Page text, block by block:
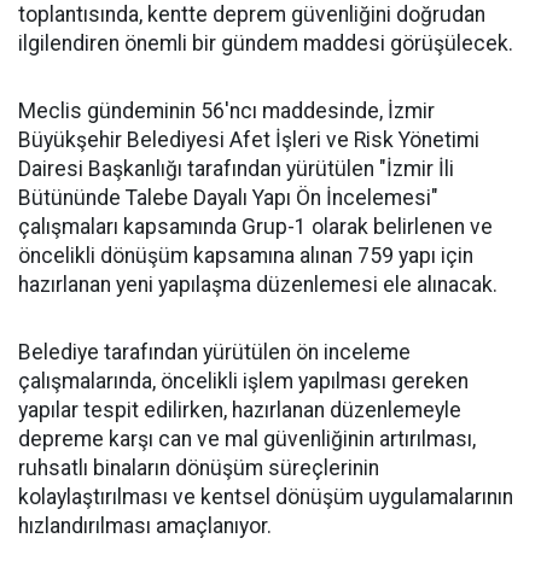
toplantısında, kentte deprem güvenliğini doğrudan
ilgilendiren önemli bir gündem maddesi görüşülecek.
Meclis gündeminin 56'ncı maddesinde, İzmir
Büyükşehir Belediyesi Afet İşleri ve Risk Yönetimi
Dairesi Başkanlığı tarafından yürütülen "İzmir İli
Bütününde Talebe Dayalı Yapı Ön İncelemesi"
çalışmaları kapsamında Grup-1 olarak belirlenen ve
öncelikli dönüşüm kapsamına alınan 759 yapı için
hazırlanan yeni yapılaşma düzenlemesi ele alınacak.
Belediye tarafından yürütülen ön inceleme
çalışmalarında, öncelikli işlem yapılması gereken
yapılar tespit edilirken, hazırlanan düzenlemeyle
depreme karşı can ve mal güvenliğinin artırılması,
ruhsatlı binaların dönüşüm süreçlerinin
kolaylaştırılması ve kentsel dönüşüm uygulamalarının
hızlandırılması amaçlanıyor.